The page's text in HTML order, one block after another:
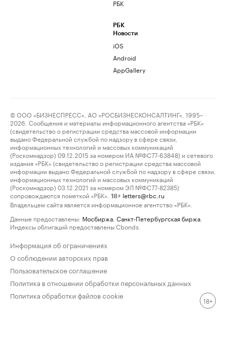
РБК
РБК
Новости
iOS
Android
AppGallery
© ООО «БИЗНЕСПРЕСС», АО «РОСБИЗНЕСКОНСАЛТИНГ», 1995–
2026. Сообщения и материалы информационного агентства «РБК»
(свидетельство о регистрации средства массовой информации
выдано Федеральной службой по надзору в сфере связи,
информационных технологий и массовых коммуникаций
(Роскомнадзор) 09.12.2015 за номером ИА №ФС77-63848) и сетевого
издания «РБК» (свидетельство о регистрации средства массовой
информации выдано Федеральной службой по надзору в сфере связи,
информационных технологий и массовых коммуникаций
(Роскомнадзор) 03.12.2021 за номером ЭЛ №ФС77-82385)
сопровождаются пометкой «РБК».
18+ letters@rbc.ru
Владельцем сайта является информационное агентство «РБК».
Данные предоставлены: Мосбиржа Санкт-Петербургская биржа
Индексы облигаций предоставлены Cbonds.
Информация об ограничениях
О соблюдении авторских прав
Пользовательское соглашение
Политика в отношении обработки персональных данных
Политика обработки файлов cookie
18+